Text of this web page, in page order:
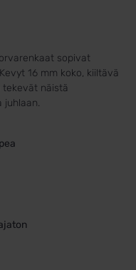
sopivat
16 mm koko, kiiltävä
tekevät näistä
juhlaan.